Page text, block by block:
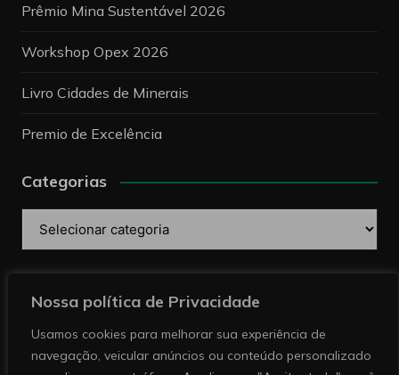
Nossa política de Privacidade
Usamos cookies para melhorar sua experiência de
navegação, veicular anúncios ou conteúdo personalizado
Prêmio Mina Sustentável 2026
Workshop Opex 2026
Livro Cidades de Minerais
Premio de Excelência
Categorias